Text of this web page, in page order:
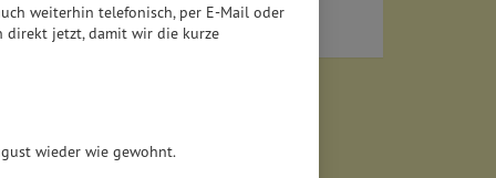
weiterhin telefonisch, per E-Mail oder
direkt jetzt, damit wir die kurze
wieder wie gewohnt.